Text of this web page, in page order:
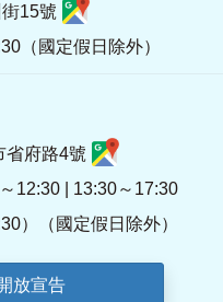
15號
（國定假日除外）
省府路4號
12:30 | 13:30～17:30
）（國定假日除外）
放宣告